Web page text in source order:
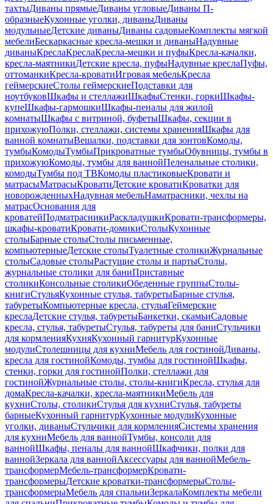
тахтыДиваны прямыеДиваны угловыеДиваны П-
образныеКухонные уголки, диваныДиваны
модульныеДетские диваныДиваны садовыеКомплекты мягкой
мебелиБескаркасные кресла-мешки и диваныНадувные
диваныКреслаКреслаКресла-мешки и пуфыКресла-качалки,
кресла-маятникиДетские кресла, пуфыНадувные креслаПуфы,
оттоманкиКресла-кроватиИгровая мебельКресла
геймерскиеСтолы геймерскиеПодставки для
ноутбуковШкафы и стеллажиШкафыСтенки, горкиШкафы-
купеШкафы-гармошкиШкафы-пеналы для жилой
комнатыШкафы с витриной, буфетыШкафы, секции в
прихожуюПолки, стеллажи, системы храненияШкафы для
ванной комнатыВешалки, подставки для зонтовКомоды,
тумбыКомодыТумбыПрикроватные тумбыОбувницы, тумбы в
прихожуюКомоды, тумбы для ваннойПеленальные столики,
комодыТумбы под ТВКомоды пластиковыеКровати и
матрасыМатрасыКроватиДетские кроватиКроватки для
новорожденныхНадувная мебельНаматрасники, чехлы на
матрасОснования для
кроватейПодматрасникиРаскладушкиКровати-трансформеры,
шкафы-кроватиКровати-домикиСтолыКухонные
столыБарные столыСтолы письменные,
компьютерныеДетские столыТуалетные столикиЖурнальные
столыСадовые столыРастущие столы и партыСтолы,
журнальные столики для баниПриставные
столикиКонсольные столикиОбеденные группыСтолы-
книгиСтульяКухонные стулья, табуретыБарные стулья,
табуретыКомпьютерные кресла, стульяГеймерские
креслаДетские стулья, табуретыБанкетки, скамьиСадовые
кресла, стулья, табуретыСтулья, табуреты для баниСтульчики
для кормленияКухняКухонный гарнитурКухонные
модулиСтолешницы для кухниМебель для гостинойДиваны,
кресла для гостинойКомоды, тумбы для гостинойШкафы,
стенки, горки для гостинойПолки, стеллажи для
гостинойЖурнальные столы, столы-книгиКресла, стулья для
домаКресла-качалки, кресла-маятникиМебель для
кухниСтолы, столикиСтулья для кухниСтулья, табуреты
барныеКухонный гарнитурКухонные модулиКухонные
уголки, диваныСтульчики для кормленияСистемы хранения
для кухниМебель для ваннойТумбы, консоли для
ваннойШкафы, пеналы для ваннойШкафчики, полки для
ваннойЗеркала для ваннойАксессуары для ваннойМебель-
трансформерМебель-трансформерКровати-
трансформерыДетские кроватки-трансформерыСтолы-
трансформерыМебель для спальниЗеркалаКомплекты мебели